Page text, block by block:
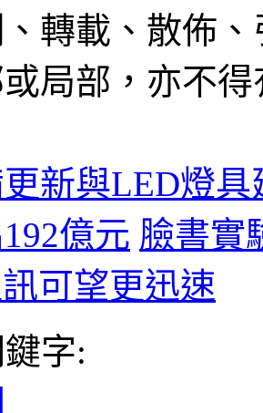
轉載、散佈
局部，亦不
新與LED燈
億元 臉書實
可望更迅速
字: